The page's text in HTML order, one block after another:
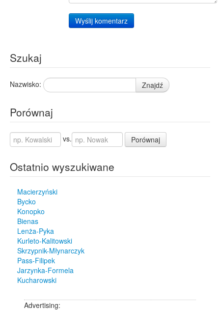
1
Wyślij komentarz
Szukaj
Nazwisko: Znajdź
Porównaj
vs. Porównaj
Ostatnio wyszukiwane
Macierzyński
Bycko
Konopko
Bienas
Lenża-Pyka
Kurleto-Kalitowski
Skrzypnik-Młynarczyk
Pass-Filipek
Jarzynka-Formela
Kucharowski
Advertising: